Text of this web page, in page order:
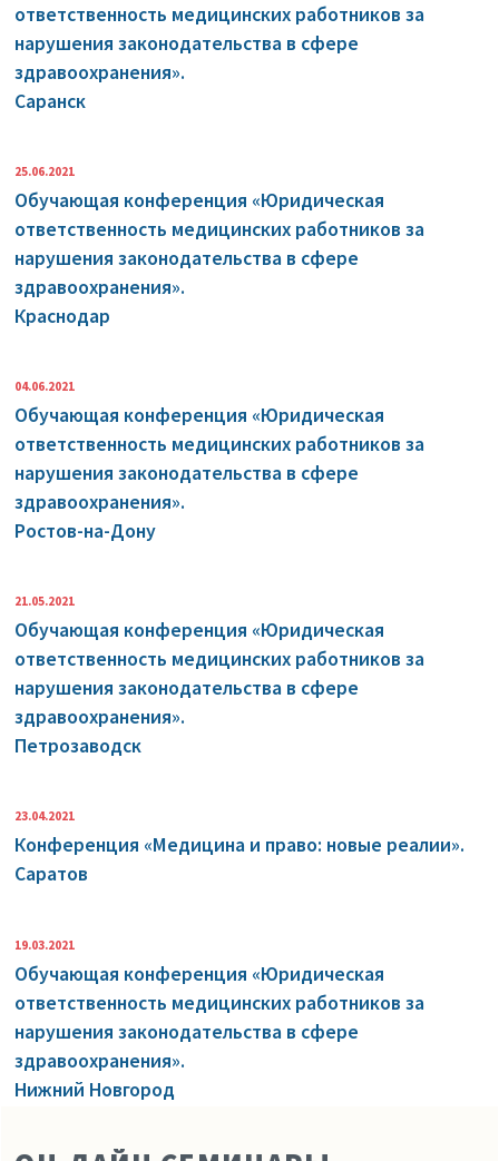
ответственность медицинских работников за
нарушения законодательства в сфере
здравоохранения».
Саранск
25.06.2021
Обучающая конференция «Юридическая
ответственность медицинских работников за
нарушения законодательства в сфере
здравоохранения».
Краснодар
04.06.2021
Обучающая конференция «Юридическая
ответственность медицинских работников за
нарушения законодательства в сфере
здравоохранения».
Ростов-на-Дону
21.05.2021
Обучающая конференция «Юридическая
ответственность медицинских работников за
нарушения законодательства в сфере
здравоохранения».
Петрозаводск
23.04.2021
Конференция «Медицина и право: новые реалии».
Саратов
19.03.2021
Обучающая конференция «Юридическая
ответственность медицинских работников за
нарушения законодательства в сфере
здравоохранения».
Нижний Новгород